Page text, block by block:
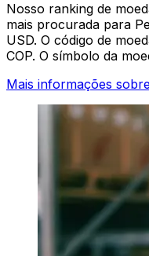
Nosso ranking de
mais procurada para
USD. O código de
COP. O símbolo da
Mais informações